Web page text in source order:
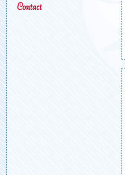
Contact